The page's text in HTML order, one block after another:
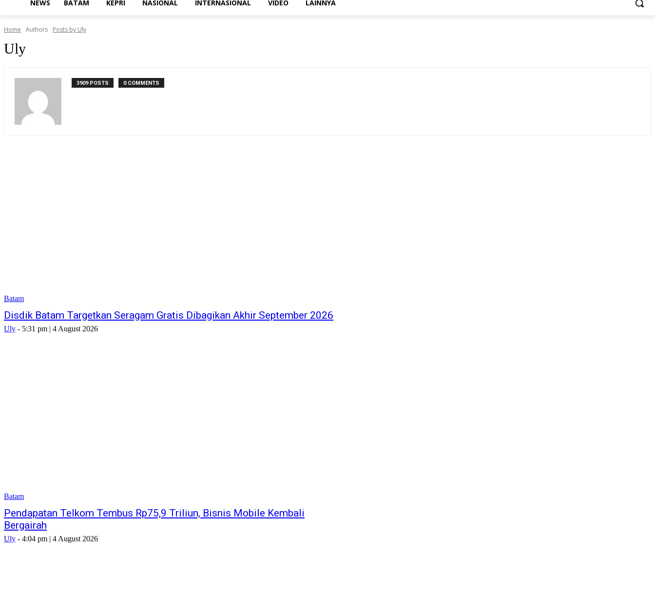
NEWS BATAM KEPRI NASIONAL INTERNASIONAL VIDEO LAINNYA
Home Authors Posts by Uly
Uly
3909 POSTS 0 COMMENTS
Batam
Disdik Batam Targetkan Seragam Gratis Dibagikan Akhir September 2026
Uly - 5:31 pm | 4 August 2026
Batam
Pendapatan Telkom Tembus Rp75,9 Triliun, Bisnis Mobile Kembali
Bergairah
Uly - 4:04 pm | 4 August 2026